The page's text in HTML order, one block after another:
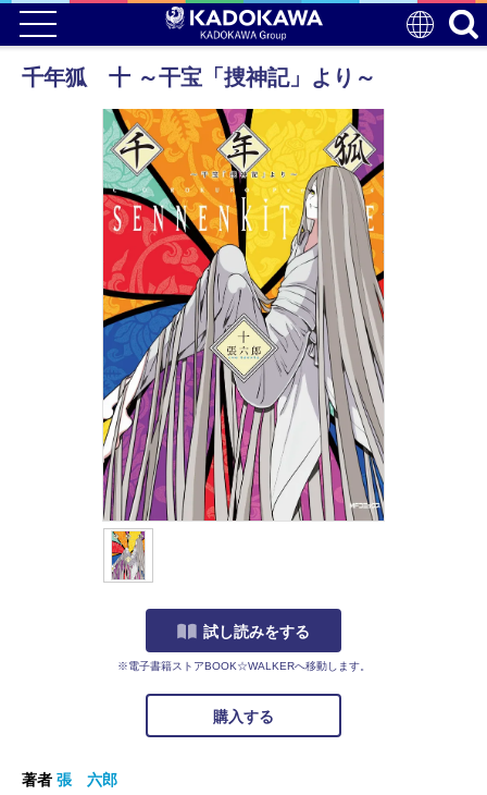
千年狐 十 ～干宝「捜神記」より～
試し読みをする
※電子書籍ストアBOOK☆WALKERへ移動します。
購入する
著者 張 六郎